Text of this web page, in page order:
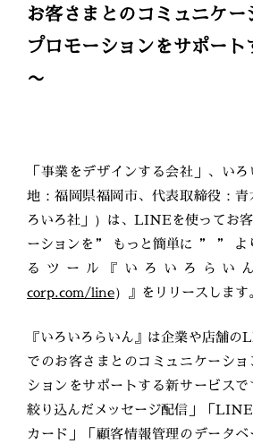
お客さまとのコミュニケー
プロモーションをサポー
〜
「事業をデザインする会社」、い
地：福岡県福岡市、代表取締役：
ろいろ社」）は、LINEを使ってお
ーションを” もっと簡単に ” ” よ
るツール『いろいろらい
corp.com/line）』をリリースします。
『いろいろらいん』は企業や店舗
でのお客さまとのコミュニケーシ
ションをサポートする新サービス
絞り込んだメッセージ配信」「
カード」「顧客情報管理のデータ